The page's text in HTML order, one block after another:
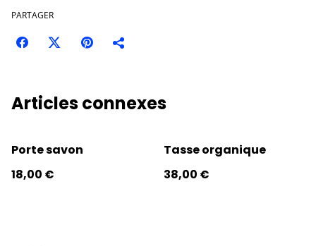
PARTAGER
Articles connexes
Porte savon
18,00 €
Tasse organique
38,00 €